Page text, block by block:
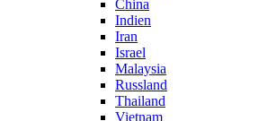
China
Indien
Iran
Israel
Malaysia
Russland
Thailand
Vietnam